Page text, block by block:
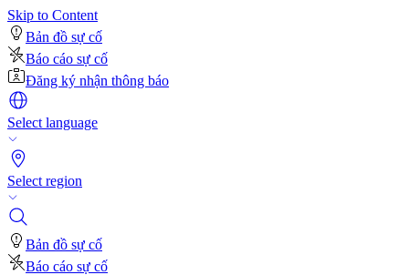
Skip to Content
Bản đồ sự cố
Báo cáo sự cố
Đăng ký nhận thông báo
Select language
Select region
Bản đồ sự cố
Báo cáo sự cố